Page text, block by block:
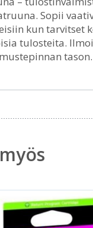
Sopii
kun tarvitset
tulosteita.